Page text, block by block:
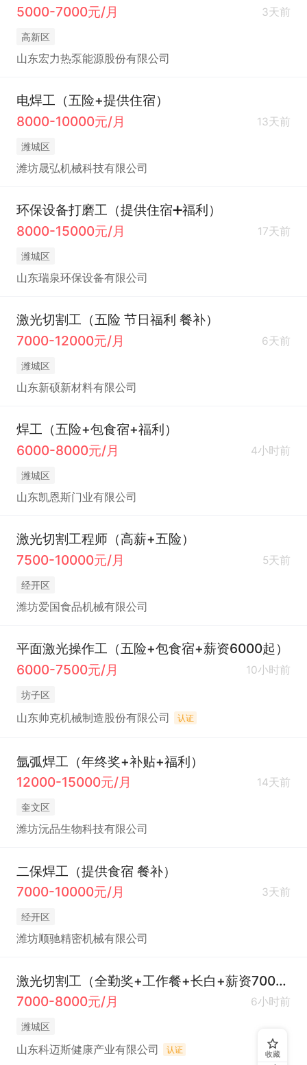
5000-7000元/月
3天前
高新区
山东宏力热泵能源股份有限公司
电焊工（五险+提供住宿）
8000-10000元/月
13天前
潍城区
潍坊晟弘机械科技有限公司
环保设备打磨工（提供住宿➕福利）
8000-15000元/月
17天前
潍城区
山东瑞泉环保设备有限公司
激光切割工（五险 节日福利 餐补）
7000-12000元/月
6天前
潍城区
山东新硕新材料有限公司
焊工（五险+包食宿+福利）
6000-8000元/月
4小时前
潍城区
山东凯恩斯门业有限公司
激光切割工程师（高薪+五险）
7500-10000元/月
5天前
经开区
潍坊爱国食品机械有限公司
平面激光操作工（五险+包食宿+薪资6000起）
6000-7500元/月
10小时前
坊子区
山东帅克机械制造股份有限公司 认证
氩弧焊工（年终奖+补贴+福利）
12000-15000元/月
14天前
奎文区
潍坊沅品生物科技有限公司
二保焊工（提供食宿 餐补）
7000-10000元/月
3天前
经开区
潍坊顺驰精密机械有限公司
激光切割工（全勤奖+工作餐+长白+薪资7000+）
7000-8000元/月
6小时前
潍城区
山东科迈斯健康产业有限公司 认证 收藏